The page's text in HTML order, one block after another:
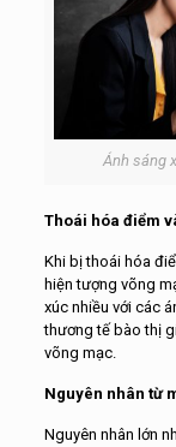
Ánh sáng
Thoái hóa điểm
Khi bị thoái hóa
hiện tượng võng
xúc nhiều với các
thương tế bào thị
võng mạc.
Nguyên nhân từ
Nguyên nhân lớn